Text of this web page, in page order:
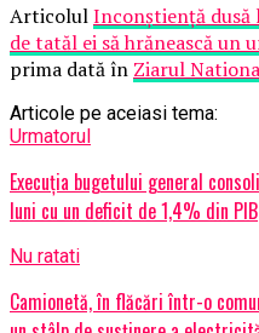
ArticolulInconştienţă
de tatăl ei să hrănească un
prima dată în Ziarul
Articole pe aceiasi tema:
Urmatorul
Execuţia bugetului general
luni cu un deficit de 1,4% din PIB
Nu ratati
Camionetă, în flăcări într-o